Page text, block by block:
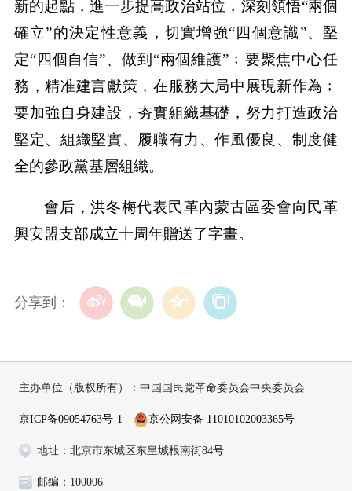
新的起點，進一步提高政治站位，深刻領悟“兩個
確立”的決定性意義，切實增強“四個意識”、堅
定“四個自信”、做到“兩個維護”﹔要聚焦中心任
務，精准建言獻策，在服務大局中展現新作為﹔
要加強自身建設，夯實組織基礎，努力打造政治
堅定、組織堅實、履職有力、作風優良、制度健
全的參政黨基層組織。
會后，洪冬梅代表民革內蒙古區委會向民革
興安盟支部成立十周年贈送了字畫。
分享到：
主办单位（版权所有）：中国国民党革命委员会中央委员会
京ICP备09054763号-1 京公网安备 11010102003365号
地址：北京市东城区东皇城根南街84号
邮编：100006